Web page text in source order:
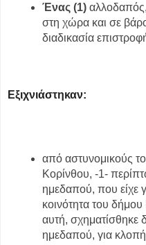
Ένας (1) αλλοδαπός,
στη χώρα και σε
διαδικασία
Εξιχνιάστηκαν:
από αστυνομικούς
Κορίνθου, -1-
ημεδαπού, που είχε
κοινότητα του
αυτή, σχηματίσθηκε
ημεδαπού, για